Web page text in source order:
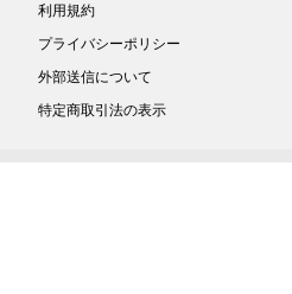
利用規約
プライバシーポリシー
外部送信について
特定商取引法の表示